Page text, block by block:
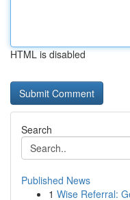
HTML is disabled
Search
Published News
1 Wise Referral: